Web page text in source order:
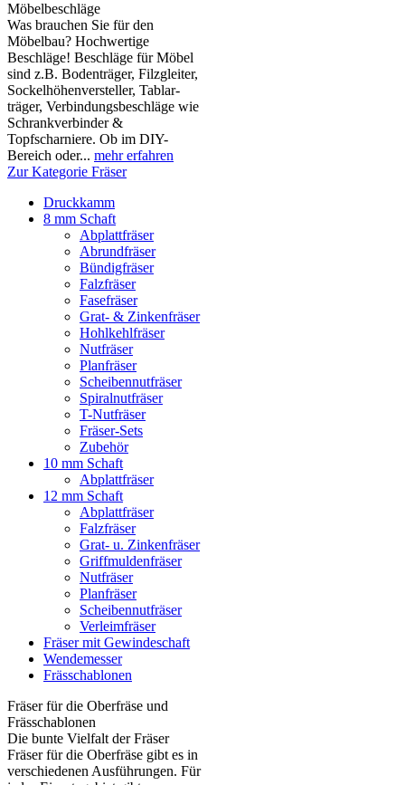
Möbelbeschläge
Was brauchen Sie für den
Möbelbau? Hochwertige
Beschläge! Beschläge für Möbel
sind z.B. Boden­träger, Filzgleiter,
Sockelhöhen­versteller, Tablar­
träger, Verbindungs­beschläge wie
Schrank­verbinder &
Topfscharniere. Ob im DIY-
Bereich oder... mehr erfahren
Zur Kategorie Fräser
Druckkamm
8 mm Schaft
Abplattfräser
Abrundfräser
Bündigfräser
Falzfräser
Fasefräser
Grat- & Zinkenfräser
Hohlkehlfräser
Nutfräser
Planfräser
Scheibennutfräser
Spiralnutfräser
T-Nutfräser
Fräser-Sets
Zubehör
10 mm Schaft
Abplattfräser
12 mm Schaft
Abplattfräser
Falzfräser
Grat- u. Zinkenfräser
Griffmuldenfräser
Nutfräser
Planfräser
Scheibennutfräser
Verleimfräser
Fräser mit Gewindeschaft
Wendemesser
Frässchablonen
Fräser für die Oberfräse und
Frässchablonen
Die bunte Vielfalt der Fräser
Fräser für die Oberfräse gibt es in
verschiedenen Ausführungen. Für